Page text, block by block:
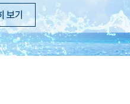
우마무스메 프리티 더비
SMiniz